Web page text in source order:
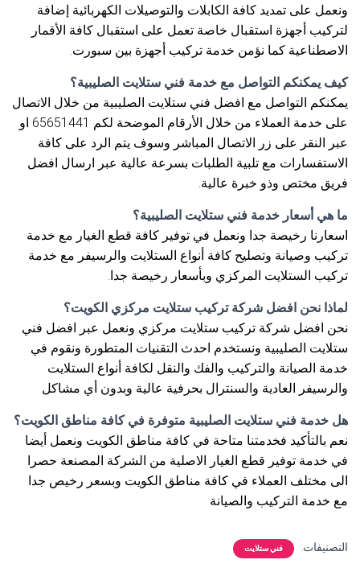
ونعمل على تمديد كافة الكابلات والتوصيلات الكهربائية إضافة
لتركيب أجهزة استقبال خاصة تعمل على استقبال كافة الأقمار
الاصطناعية كما نؤمن خدمة تركيب أجهزة بين سبورت.
كيف يمكنكم التواصل مع خدمة فني ستلايت الصليبية؟
يمكنكم التواصل مع افضل فني ستلايت الصليبية من خلال الاتصال
على خدمة العملاء من خلال الأرقام الموضحة لكم 65651441 او
عبر النقر على زر الاتصال المباشر وسوف يتم الرد على كافة
الاستفسارات مع تلبية الطلبات بسرعة عالية عبر ارسال افضل
فريق مختص وذو خبرة عالية.
ما هي أسعار خدمة فني ستلايت الصليبية؟
اسعارنا رخيصة جدا ونعمل في توفير كافة قطع الغيار مع خدمة
تركيب وصيانة وتصليح كافة أنواع الستلايت والرسيفر مع خدمة
تركيب الستلايت المركزي وبأسعار رخيصة جدا.
لماذا نحن افضل شركة تركيب ستلايت مركزي الكويت؟
نحن افضل شركة تركيب ستلايت مركزي ونعمل عبر افضل فني
ستلايت الصليبية ونستخدم احدث التقنيات المتطورة ونقوم في
خدمة الصيانة والتركيب والفك والنقل لكافة أنواع الستلايت
والرسيفر العادية والسنترال بحرفية عالية وبدون أي مشاكل
هل خدمة فني ستلايت الصليبية متوفرة في كافة مناطق الكويت؟
نعم بالتأكيد فخدمتنا متاحة في كافة مناطق الكويت ونعمل أيضا
في خدمة توفير قطع الغيار الاصلية من الشركة المصنعة حصرا
الى مختلف العملاء في كافة مناطق الكويت وبسعر رخيص جدا
مع خدمة التركيب والصيانة
التصنيفات: فني ستلايت